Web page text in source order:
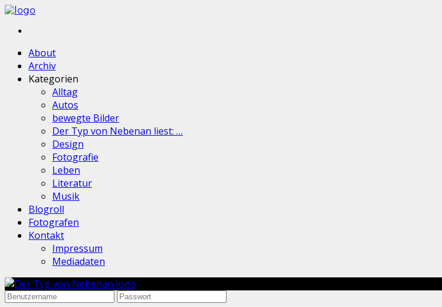
About
Archiv
Kategorien
Alltag
Autos
bewegte Bilder
Der Typ von Nebenan liest: …
Design
Fotografie
Leben
Literatur
Musik
Blogroll
Fotografen
Kontakt
Impressum
Mediadaten